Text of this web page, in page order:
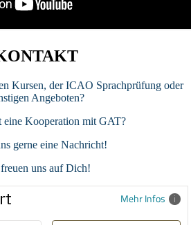
Kursen, der ICAO Sprachprüfung oder
Angeboten?
eine Kooperation mit GAT?
gerne eine Nachricht!
uns auf Dich!
Mehr Infos